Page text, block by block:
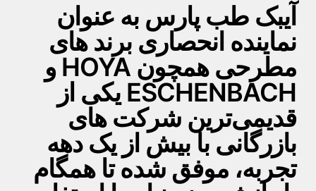
آیبک طب پارس به عنوان
نماینده انحصاری برند های
مطرحی همچون HOYA و
ESCHENBACH یکی از
قدیمی‌ترین شرکت های
بازرگانی با بیش از یک دهه
تجربه، موفق شده تا همگام